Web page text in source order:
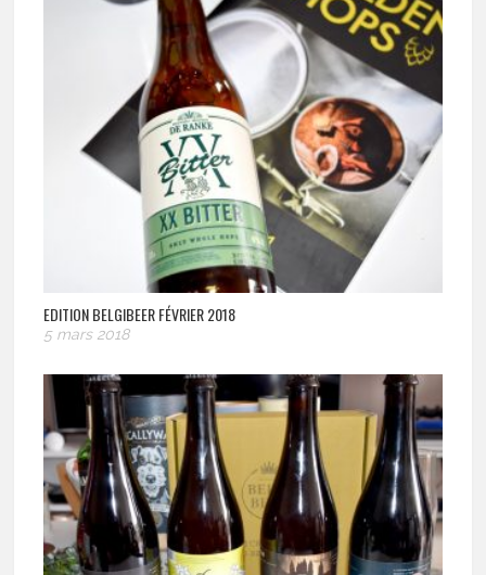
EDITION BELGIBEER FÉVRIER 2018
5 mars 2018